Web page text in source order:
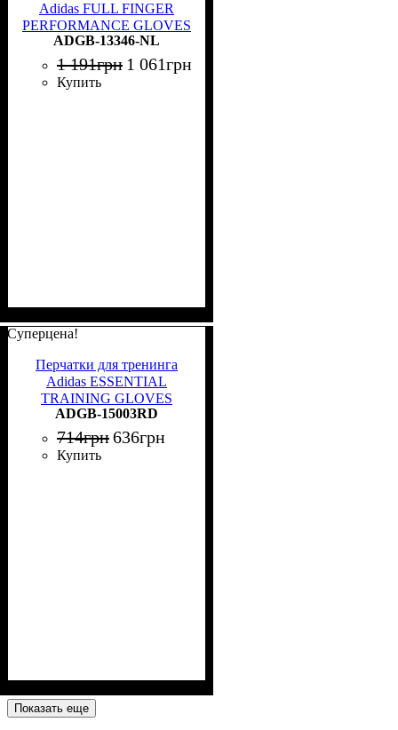
Adidas FULL FINGER
PERFORMANCE GLOVES
черные XL ADGB-13346-
NL
ADGB-13346-NL
1 191грн 1 061грн
Купить
Суперцена!
Перчатки для тренинга
Adidas ESSENTIAL
TRAINING GLOVES
черно-красные L ADGB-
15003RD
ADGB-15003RD
714грн636грн
Купить
Показать еще